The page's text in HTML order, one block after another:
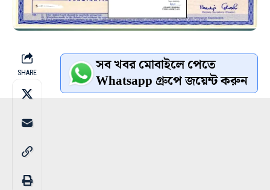
SHARE সব খবর মোবাইলে পেতে
Whatsapp গ্রুপে জয়েন্ট করুন